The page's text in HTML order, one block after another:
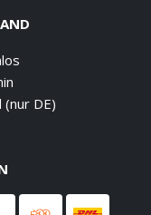
DE)